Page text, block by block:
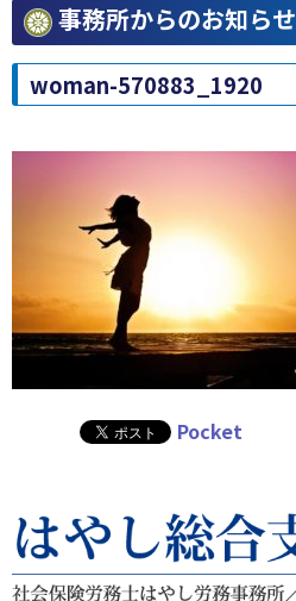
事務所からのお知らせ
woman-570883_1920
Pocket